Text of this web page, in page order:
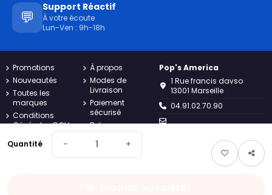
Quantité − +
💬
Support Réactif
À votre écoute
Lun-Ven : 9h-18h
Promotions
Nouveautés
Toutes les
marques
Conditions
Générales CGV
Confidentialité
À propos
Modes de
Livraison
Paiement
sécurisé
Retours
Plan du site
Pop's America
1 Rue francis davso
13001 Marseille
04.91.02.70.90
Lundi au vendredi de 9H à